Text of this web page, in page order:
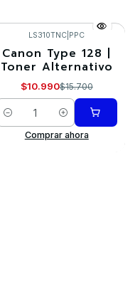
-30%
LS310TNC PPC
Canon Type 128 |
Toner Alternativo
$10.990$15.700
Cantidad
Comprar ahora